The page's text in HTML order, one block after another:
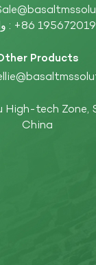
واتس اب : +86
Products
China